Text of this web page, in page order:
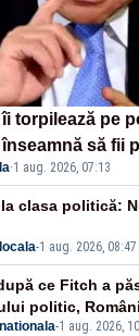
torpilează pe
să fii
·1 aug. 2026, 07:13
-1 aug. 2026, 08:47
clasa politică:
-1 aug. 2026,
ce Fitch a
politic,